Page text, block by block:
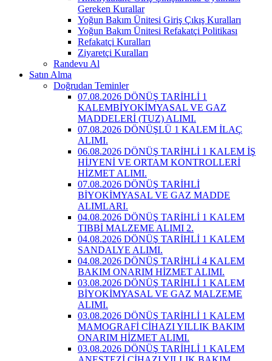
Gereken Kurallar
Yoğun Bakım Ünitesi Giriş Çıkış Kuralları
Yoğun Bakım Ünitesi Refakatçi Politikası
Refakatçi Kuralları
Ziyaretçi Kuralları
Randevu Al
Satın Alma
Doğrudan Teminler
07.08.2026 DÖNÜŞ TARİHLİ 1
KALEMBİYOKİMYASAL VE GAZ
MADDELERİ (TUZ) ALIMI.
07.08.2026 DÖNÜŞLÜ 1 KALEM İLAÇ
ALIMI.
06.08.2026 DÖNÜŞ TARİHLİ 1 KALEM İŞ
HİJYENİ VE ORTAM KONTROLLERİ
HİZMET ALIMI.
07.08.2026 DÖNÜŞ TARİHLİ
BİYOKİMYASAL VE GAZ MADDE
ALIMLARI.
04.08.2026 DÖNÜŞ TARİHLİ 1 KALEM
TIBBİ MALZEME ALIMI 2.
04.08.2026 DÖNÜŞ TARİHLİ 1 KALEM
SANDALYE ALIMI.
04.08.2026 DÖNÜŞ TARİHLİ 4 KALEM
BAKIM ONARIM HİZMET ALIMI.
03.08.2026 DÖNÜŞ TARİHLİ 1 KALEM
BİYOKİMYASAL VE GAZ MALZEME
ALIMI.
03.08.2026 DÖNÜŞ TARİHLİ 1 KALEM
MAMOGRAFİ CİHAZI YILLIK BAKIM
ONARIM HİZMET ALIMI.
03.08.2026 DÖNÜŞ TARİHLİ 1 KALEM